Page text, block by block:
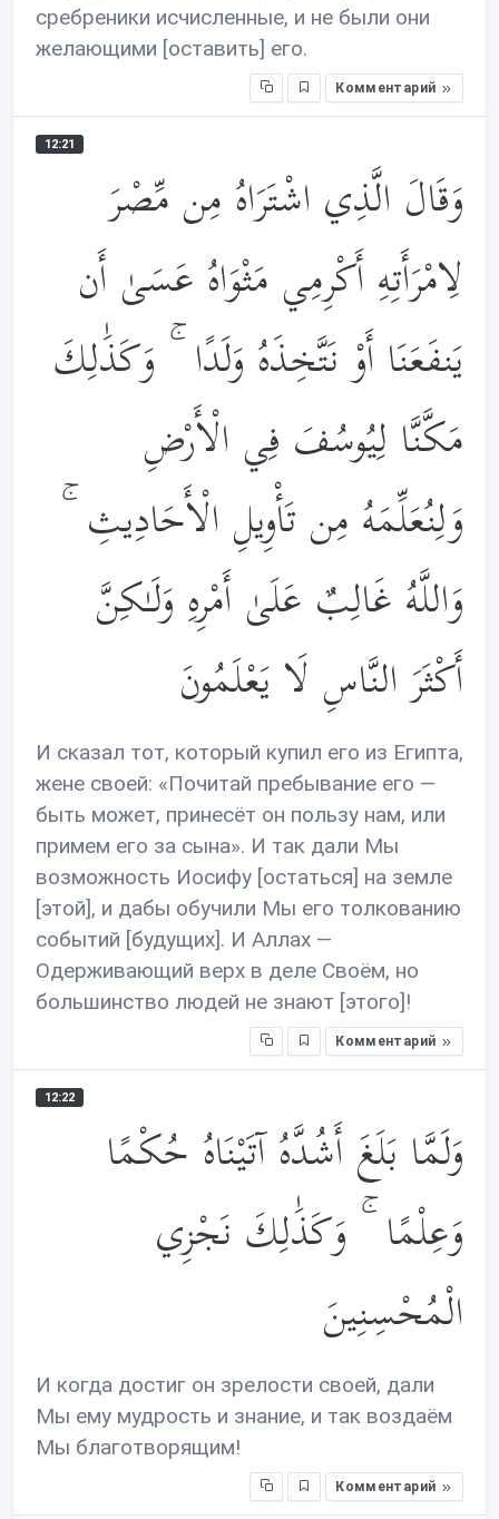
сребреники исчисленные, и не были они
желающими [оставить] его.
Комментарий
12:21
وَقَالَ الَّذِي اشْتَرَاهُ مِن مِّصْرَ
لِامْرَأَتِهِ أَكْرِمِي مَثْوَاهُ عَسَىٰ أَن
يَنفَعَنَا أَوْ نَتَّخِذَهُ وَلَدًا ۚ وَكَذَ‌ٰلِكَ
مَكَّنَّا لِيُوسُفَ فِي الْأَرْضِ
وَلِنُعَلِّمَهُ مِن تَأْوِيلِ الْأَحَادِيثِ ۚ
وَاللَّهُ غَالِبٌ عَلَىٰ أَمْرِهِ وَلَـٰكِنَّ
أَكْثَرَ النَّاسِ لَا يَعْلَمُونَ
И сказал тот, который купил его из Египта,
жене своей: «Почитай пребывание его —
быть может, принесёт он пользу нам, или
примем его за сына». И так дали Мы
возможность Иосифу [остаться] на земле
[этой], и дабы обучили Мы его толкованию
событий [будущих]. И Аллах —
Одерживающий верх в деле Своём, но
большинство людей не знают [этого]!
Комментарий
12:22
وَلَمَّا بَلَغَ أَشُدَّهُ آتَيْنَاهُ حُكْمًا
وَعِلْمًا ۚ وَكَذَ‌ٰلِكَ نَجْزِي
الْمُحْسِنِينَ
И когда достиг он зрелости своей, дали
Мы ему мудрость и знание, и так воздаём
Мы благотворящим!
Комментарий